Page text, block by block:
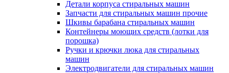
Детали корпуса стиральных машин
Запчасти для стиральных машин прочие
Шкивы барабана стиральных машин
Контейнеры моющих средств (лотки для
порошка)
Ручки и крючки люка для стиральных
машин
Электродвигатели для стиральных машин